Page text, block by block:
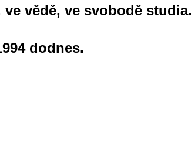
vědě, ve svobodě studia.
dodnes.